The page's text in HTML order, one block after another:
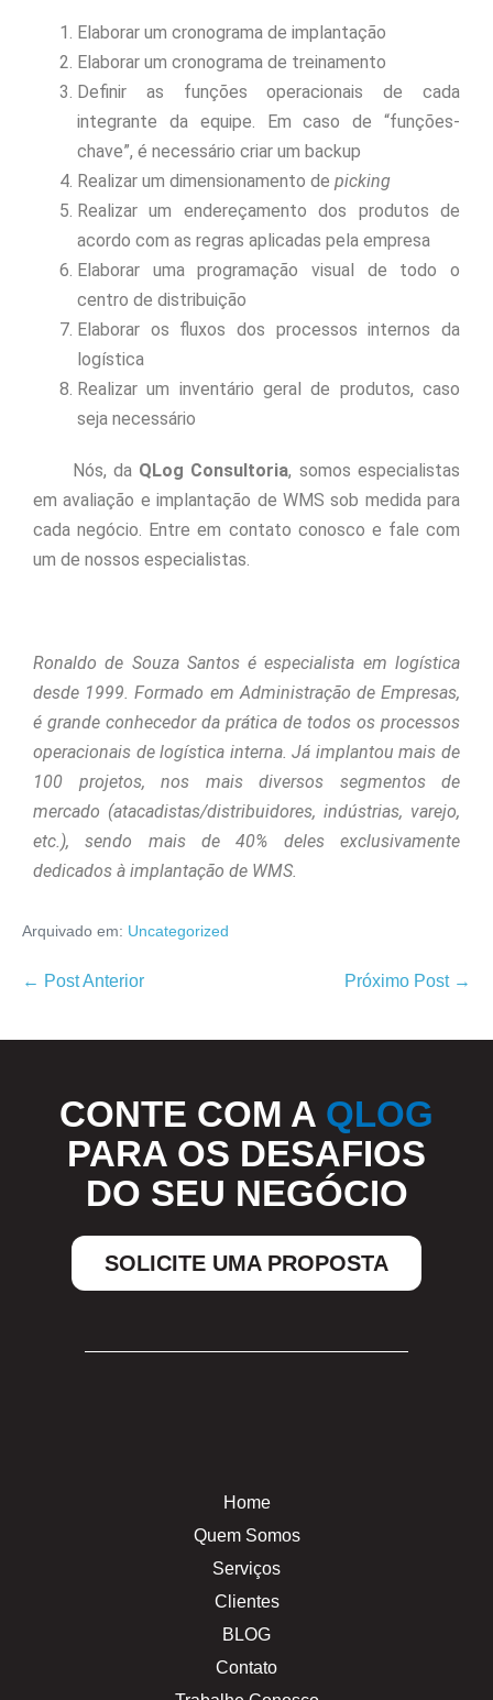
Elaborar um cronograma de implantação
Elaborar um cronograma de treinamento
Definir as funções operacionais de cada
integrante da equipe. Em caso de “funções-
chave”, é necessário criar um backup
Realizar um dimensionamento de picking
Realizar um endereçamento dos produtos de
acordo com as regras aplicadas pela empresa
Elaborar uma programação visual de todo o
centro de distribuição
Elaborar os fluxos dos processos internos da
logística
Realizar um inventário geral de produtos, caso
seja necessário
Nós, da QLog Consultoria, somos especialistas
em avaliação e implantação de WMS sob medida para
cada negócio. Entre em contato conosco e fale com
um de nossos especialistas.
Ronaldo de Souza Santos é especialista em logística
desde 1999. Formado em Administração de Empresas,
é grande conhecedor da prática de todos os processos
operacionais de logística interna. Já implantou mais de
100 projetos, nos mais diversos segmentos de
mercado (atacadistas/distribuidores, indústrias, varejo,
etc.), sendo mais de 40% deles exclusivamente
dedicados à implantação de WMS.
Arquivado em: Uncategorized
← Post Anterior Próximo Post →
CONTE COM A QLOG
PARA OS DESAFIOS
DO SEU NEGÓCIO
SOLICITE UMA PROPOSTA
Home
Quem Somos
Serviços
Clientes
BLOG
Contato